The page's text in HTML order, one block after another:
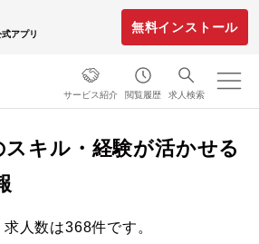
アプリ
無料インストール
サービス紹介 閲覧履歴 求人検索
スキル・経験が活かせる
人数は368件です。